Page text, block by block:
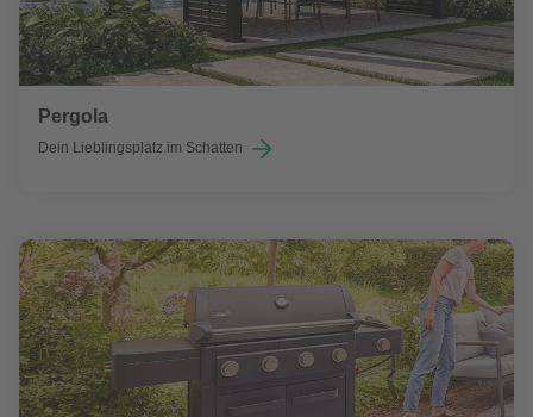
Pergola
Dein Lieblingsplatz im Schatten